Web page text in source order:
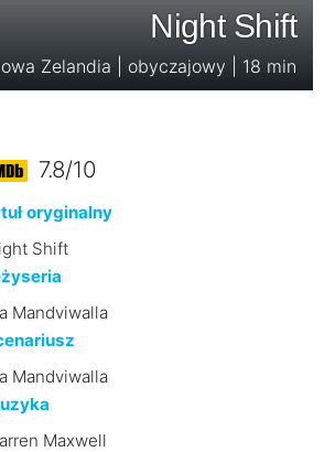
Night Shift
Zelandia | obyczajowy | 18 min
7.8/10
oryginalny
Shift
Mandviwalla
Mandviwalla
Maxwell